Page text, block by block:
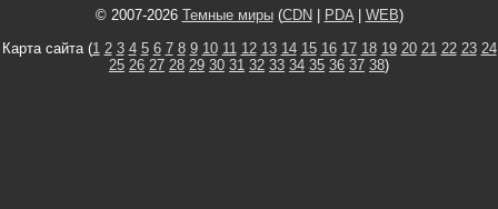
© 2007-2026 Темные миры(CDN PDA| WEB)
Карта сайта (1 2 3 4 5 6 7 8 9 10 11 12 13 14 15 16 17 18 19 20 21 22 23 24
25 26 27 28 29 30 31 32 33 34 35 36 37 38)